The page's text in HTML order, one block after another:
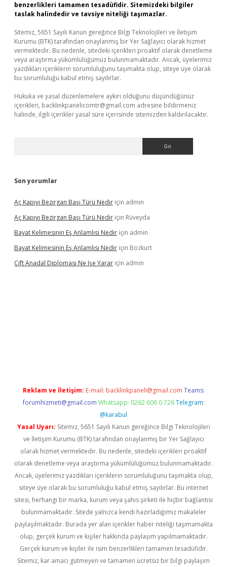
benzerlikleri tamamen tesadüfidir. Sitemizdeki bilgiler
taslak halindedir ve tavsiye niteliği taşımazlar.
Sitemiz, 5651 Sayılı Kanun gereğince Bilgi Teknolojileri ve İletişim
Kurumu (BTK) tarafından onaylanmış bir Yer Sağlayıcı olarak hizmet
vermektedir. Bu nedenle, sitedeki içerikleri proaktif olarak denetleme
veya araştırma yükümlülüğümüz bulunmamaktadır. Ancak, üyelerimiz
yazdıkları içeriklerin sorumluluğunu taşımakta olup, siteye üye olarak
bu sorumluluğu kabul etmiş sayılırlar.
Hukuka ve yasal düzenlemelere aykırı olduğunu düşündüğünüz
içerikleri, backlinkpanelicomtr@gmail.com adresine bildirmeniz
halinde, ilgili içerikler yasal süre içerisinde sitemizden kaldırılacaktır.
Son yorumlar
Aç Kapıyı Bezirgan Başı Türü Nedir için admin
Aç Kapıyı Bezirgan Başı Türü Nedir için Rüveyda
Bayat Kelimesinin Eş Anlamlısı Nedir için admin
Bayat Kelimesinin Eş Anlamlısı Nedir için Bozkurt
Çift Anadal Diploması Ne Işe Yarar için admin
Reklam ve İletişim: E-mail: backlinkpaneli@gmail.com Teams:
forumhizmeti@gmail.com Whatsapp: 0262 606 0 726 Telegram:
@karabul
Yasal Uyarı: Sitemiz, 5651 Sayılı Kanun gereğince Bilgi Teknolojileri
ve İletişim Kurumu (BTK) tarafından onaylanmış bir Yer Sağlayıcı
olarak hizmet vermektedir. Bu nedenle, sitedeki içerikleri proaktif
olarak denetleme veya araştırma yükümlülüğümüz bulunmamaktadır.
Ancak, üyelerimiz yazdıkları içeriklerin sorumluluğunu taşımakta olup,
siteye üye olarak bu sorumluluğu kabul etmiş sayılırlar. Bu internet
sitesi, herhangi bir marka, kurum veya şahıs şirketi ile hiçbir bağlantısı
bulunmamaktadır. Sitede yalnızca kendi hazırladığımız makaleler
paylaşılmaktadır. Burada yer alan içerikler haber niteliği taşımamakta
olup, gerçek kurum ve kişiler hakkında paylaşım yapılmamaktadır.
Gerçek kurum ve kişiler ile isim benzerlikleri tamamen tesadüfidir.
Sitemiz, kar amacı gütmeyen ve tamamen ücretsiz bir bilgi paylaşım